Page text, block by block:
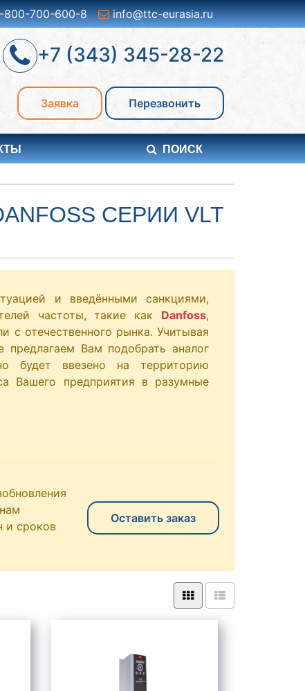
700-600-8 info@ttc-eurasia.ru
+7 (343) 345-28-22
Заявка Перезвонить
ПОИСК
СЕРИИ VLT
и введёнными санкциями,
частоты, такие как Danfoss,
с отечественного рынка. Учитывая
Вам подобрать аналог
будет ввезено на территорию
Вашего предприятия в разумные
и сроков
Оставить заказ